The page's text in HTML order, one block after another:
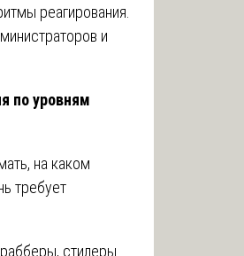
реагирования.
и
по уровням
на каком
требует
стилеры